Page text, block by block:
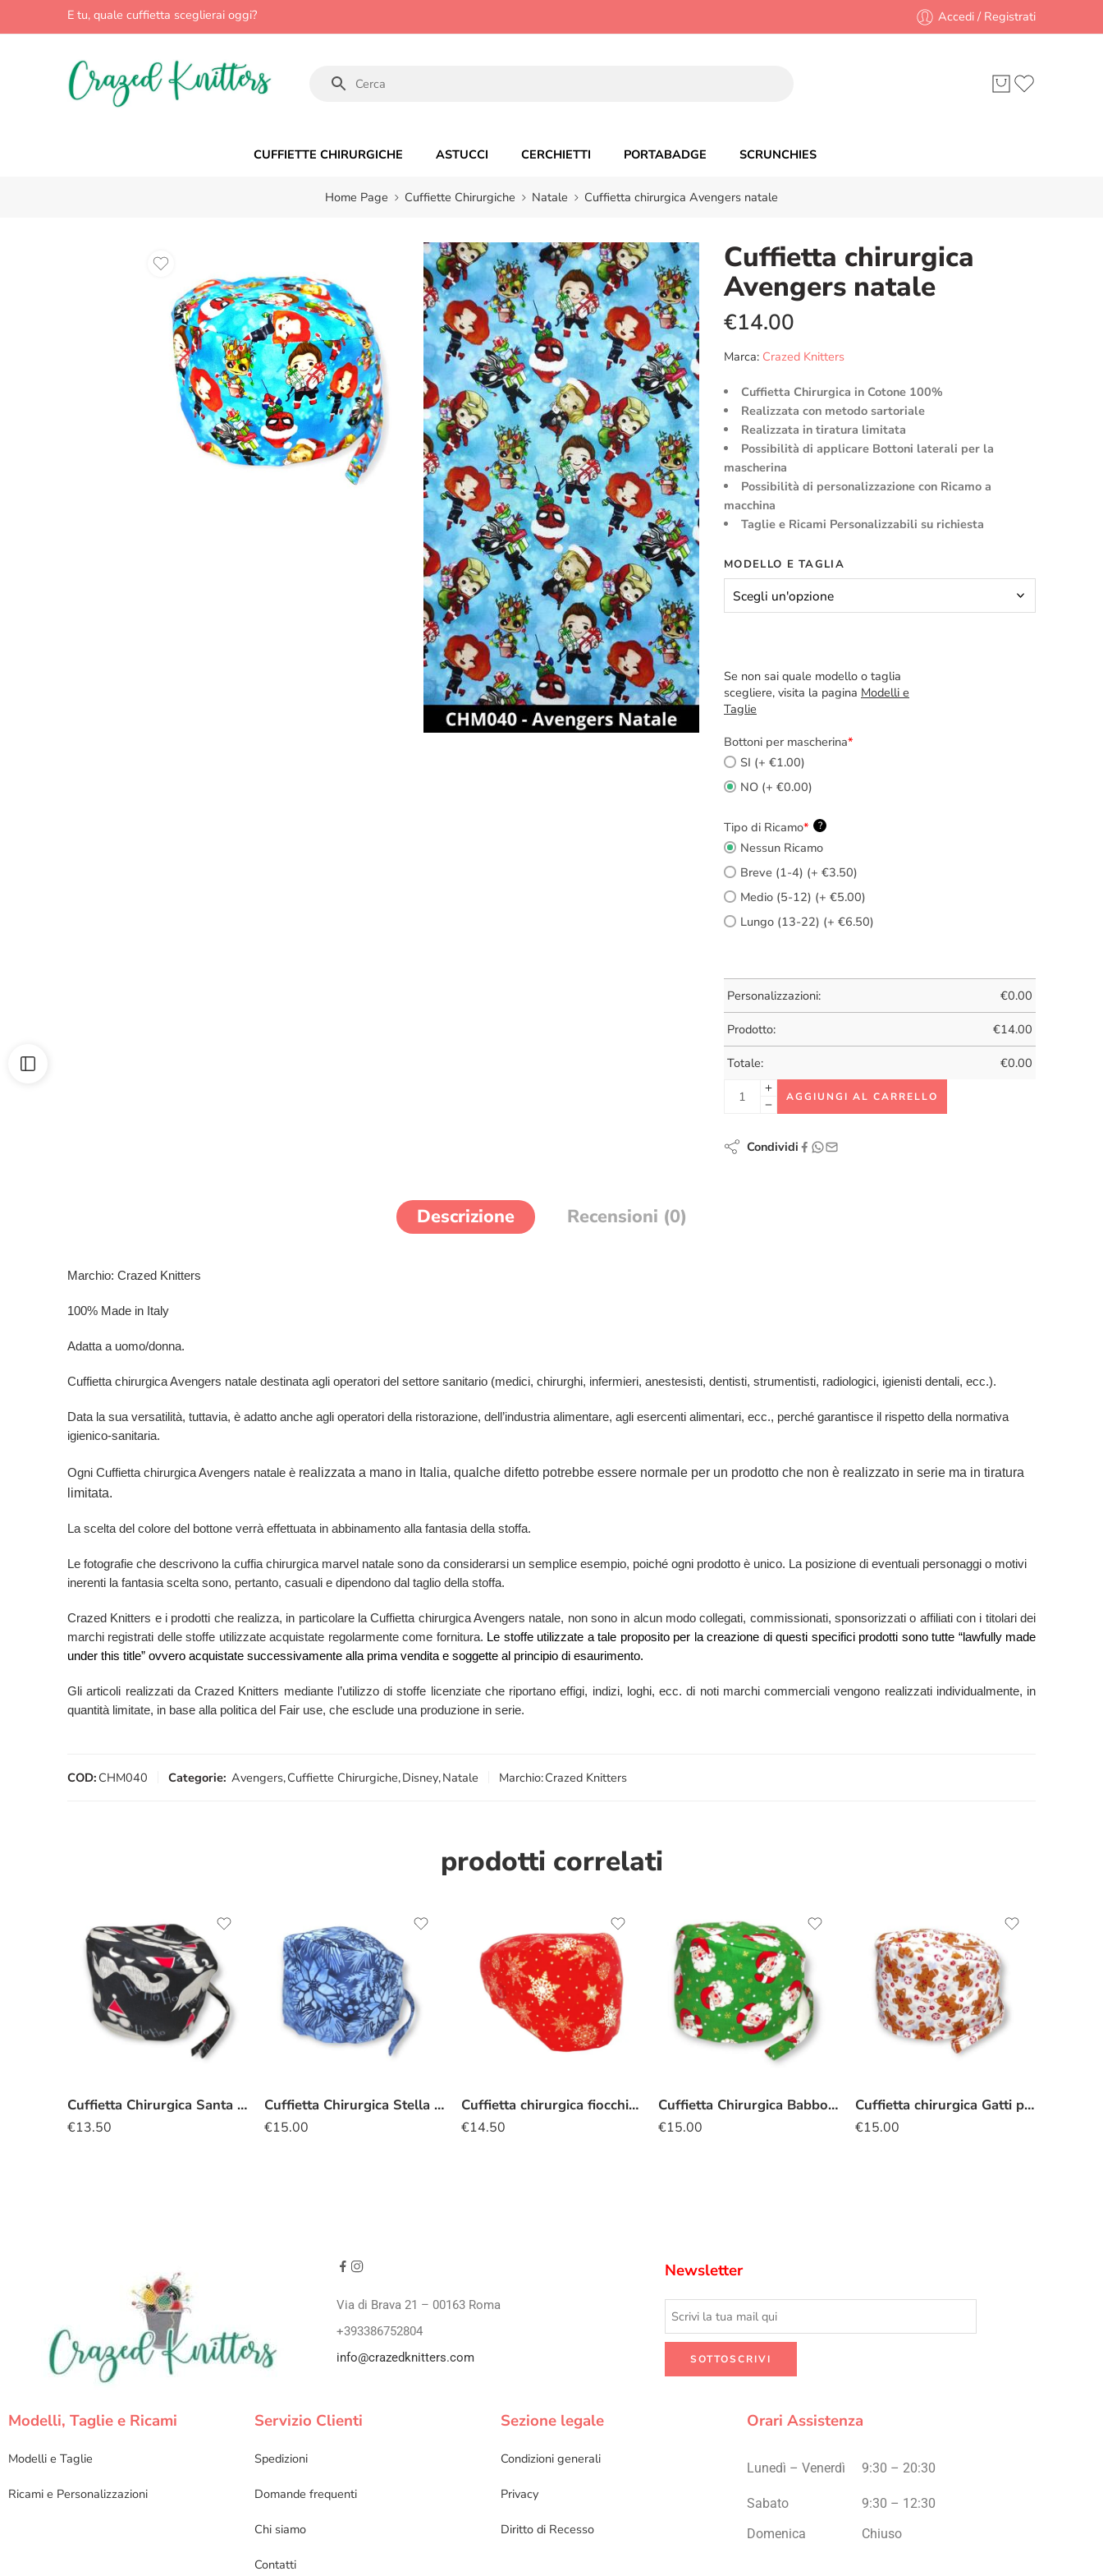
E tu, quale cuffietta sceglierai oggi? Accedi / Registrati
CUFFIETTE CHIRURGICHE ASTUCCI CERCHIETTI PORTABADGE SCRUNCHIES
Home Page Cuffiette Chirurgiche Natale Cuffietta chirurgica Avengers natale
Cuffietta chirurgica
Avengers natale
€14.00
Marca: Crazed Knitters
Cuffietta Chirurgica in Cotone 100%
Realizzata con metodo sartoriale
Realizzata in tiratura limitata
Possibilità di applicare Bottoni laterali per la
mascherina
Possibilità di personalizzazione con Ricamo a
macchina
Taglie e Ricami Personalizzabili su richiesta
MODELLO E TAGLIA
Se non sai quale modello o taglia
scegliere, visita la pagina Modelli e
Taglie
Bottoni per mascherina*
SI (+ €1.00)
NO (+ €0.00)
Tipo di Ricamo* ?
Nessun Ricamo
Breve (1-4) (+ €3.50)
Medio (5-12) (+ €5.00)
Lungo (13-22) (+ €6.50)
Personalizzazioni: €0.00
Prodotto: €14.00
Totale: €0.00
AGGIUNGI AL CARRELLO
Condividi
Descrizione Recensioni (0)
Marchio: Crazed Knitters
100% Made in Italy
Adatta a uomo/donna.
Cuffietta chirurgica Avengers natale destinata agli operatori del settore sanitario (medici, chirurghi, infermieri, anestesisti, dentisti, strumentisti, radiologici, igienisti dentali, ecc.).
Data la sua versatilità, tuttavia, è adatto anche agli operatori della ristorazione, dell’industria alimentare, agli esercenti alimentari, ecc., perché garantisce il rispetto della normativa
igienico-sanitaria.
Ogni Cuffietta chirurgica Avengers natale è realizzata a mano in Italia, qualche difetto potrebbe essere normale per un prodotto che non è realizzato in serie ma in tiratura
limitata.
La scelta del colore del bottone verrà effettuata in abbinamento alla fantasia della stoffa.
Le fotografie che descrivono la cuffia chirurgica marvel natale sono da considerarsi un semplice esempio, poiché ogni prodotto è unico. La posizione di eventuali personaggi o motivi
inerenti la fantasia scelta sono, pertanto, casuali e dipendono dal taglio della stoffa.
Crazed Knitters e i prodotti che realizza, in particolare la Cuffietta chirurgica Avengers natale, non sono in alcun modo collegati, commissionati, sponsorizzati o affiliati con i titolari dei
marchi registrati delle stoffe utilizzate acquistate regolarmente come fornitura. Le stoffe utilizzate a tale proposito per la creazione di questi specifici prodotti sono tutte “lawfully made
under this title” ovvero acquistate successivamente alla prima vendita e soggette al principio di esaurimento.
Gli articoli realizzati da Crazed Knitters mediante l’utilizzo di stoffe licenziate che riportano effigi, indizi, loghi, ecc. di noti marchi commerciali vengono realizzati individualmente, in
quantità limitate, in base alla politica del Fair use, che esclude una produzione in serie.
COD: CHM040 Categorie: Avengers,Cuffiette Chirurgiche,Disney,Natale Marchio:Crazed Knitters
prodotti correlati
Cuffietta Chirurgica Santa Claus glitter
€13.50
Cuffietta Chirurgica Stella alpina batik
€15.00
Cuffietta chirurgica fiocchi di neve rosso
€14.50
Cuffietta Chirurgica Babbo Natale verde
€15.00
Cuffietta chirurgica Gatti pan di zenzero
€15.00
Via di Brava 21 – 00163 Roma
+393386752804
info@crazedknitters.com
Newsletter
Modelli, Taglie e Ricami
Modelli e Taglie
Ricami e Personalizzazioni
Servizio Clienti
Spedizioni
Domande frequenti
Chi siamo
Contatti
Sezione legale
Condizioni generali
Privacy
Diritto di Recesso
Orari Assistenza
Lunedì – Venerdì 9:30 – 20:30
Sabato 9:30 – 12:30
Domenica Chiuso